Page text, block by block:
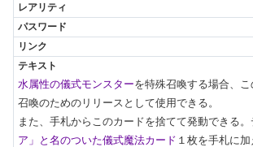
水属性の儀式モンスターを特殊召喚する場合、
召喚のためのリリースとして使用できる。
また、手札からこのカードを捨てて発動できる。
ア」と名のついた儀式魔法カード １枚を手札に加